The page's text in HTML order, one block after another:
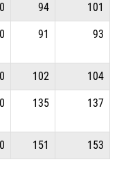
94 101
91 93
102 104
135 137
151 153